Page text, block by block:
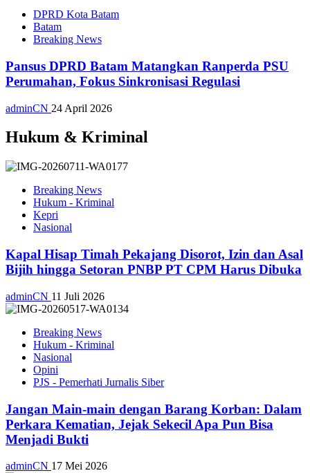
DPRD Kota Batam
Batam
Breaking News
Pansus DPRD Batam Matangkan Ranperda PSU
Perumahan, Fokus Sinkronisasi Regulasi
adminCN 24 April 2026
Hukum & Kriminal
Breaking News
Hukum - Kriminal
Kepri
Nasional
Kapal Hisap Timah Pekajang Disorot, Izin dan Asal
Bijih hingga Setoran PNBP PT CPM Harus Dibuka
adminCN 11 Juli 2026
Breaking News
Hukum - Kriminal
Nasional
Opini
PJS - Pemerhati Jurnalis Siber
Jangan Main-main dengan Barang Korban: Dalam
Perkara Kematian, Jejak Sekecil Apa Pun Bisa
Menjadi Bukti
adminCN 17 Mei 2026